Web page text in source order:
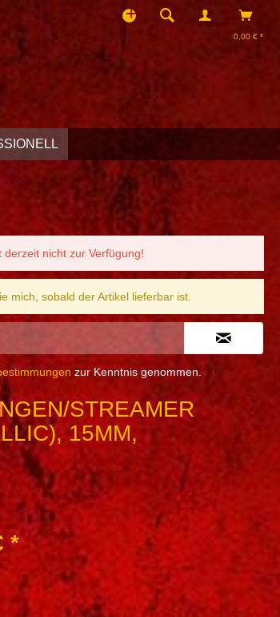
0,00 € *
derzeit nicht zur Verfügung!
mich, sobald der Artikel lieferbar ist.
zur Kenntnis genommen.
STREAMER
15MM,
*